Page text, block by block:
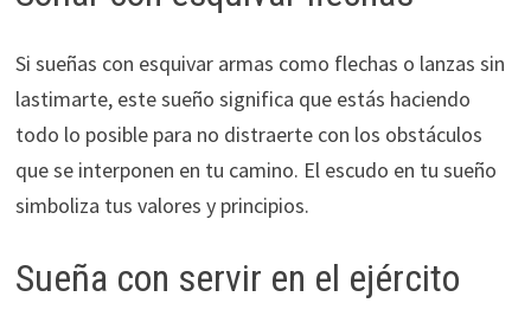
Si sueñas con esquivar armas como flechas o lanzas sin
lastimarte, este sueño significa que estás haciendo
todo lo posible para no distraerte con los obstáculos
que se interponen en tu camino. El escudo en tu sueño
simboliza tus valores y principios.
Sueña con servir en el ejército